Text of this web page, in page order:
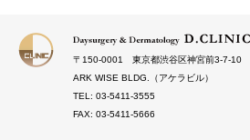
〒150‐0001 東京都渋谷区神宮前3-7-10
ARK WISE BLDG.（アケラビル）
TEL: 03-5411-3555
FAX: 03-5411-5666